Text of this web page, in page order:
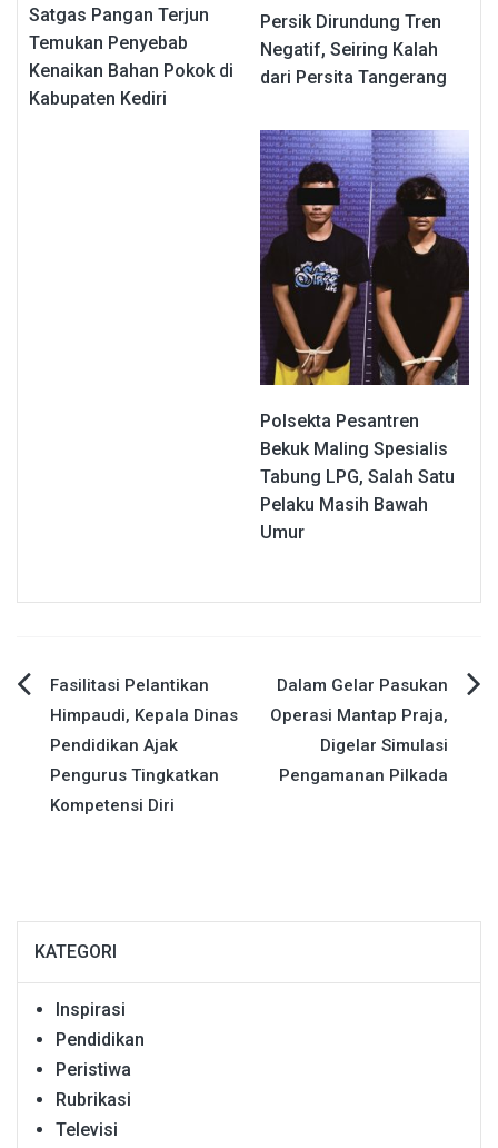
Satgas Pangan Terjun
Temukan Penyebab
Kenaikan Bahan Pokok di
Kabupaten Kediri
Persik Dirundung Tren
Negatif, Seiring Kalah
dari Persita Tangerang
Polsekta Pesantren
Bekuk Maling Spesialis
Tabung LPG, Salah Satu
Pelaku Masih Bawah
Umur
Navigasi
pos
Fasilitasi Pelantikan
Himpaudi, Kepala Dinas
Pendidikan Ajak
Pengurus Tingkatkan
Kompetensi Diri
Dalam Gelar Pasukan
Operasi Mantap Praja,
Digelar Simulasi
Pengamanan Pilkada
KATEGORI
Inspirasi
Pendidikan
Peristiwa
Rubrikasi
Televisi